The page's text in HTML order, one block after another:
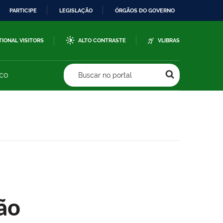
PARTICIPE LEGISLAÇÃO ÓRGÃOS DO GOVERNO
VISITORS ALTO CONTRASTE VLIBRAS
Buscar no portal